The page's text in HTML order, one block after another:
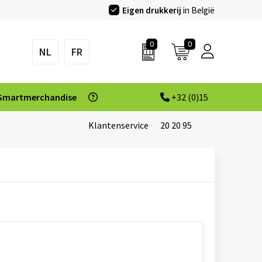
Eigen drukkerij in België
NL FR
0 0
Klantenservice
+32 (0)15
20 20 95